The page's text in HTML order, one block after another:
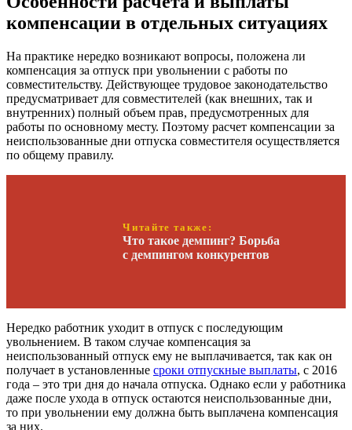
компенсации в отдельных ситуациях
На практике нередко возникают вопросы, положена ли
компенсация за отпуск при увольнении с работы по
совместительству. Действующее трудовое законодательство
предусматривает для совместителей (как внешних, так и
внутренних) полный объем прав, предусмотренных для
работы по основному месту. Поэтому расчет компенсации за
неиспользованные дни отпуска совместителя осуществляется
по общему правилу.
Читайте также:
Что такое демпинг? Борьба
с демпингом конкурентов
Нередко работник уходит в отпуск с последующим
увольнением. В таком случае компенсация за
неиспользованный отпуск ему не выплачивается, так как он
получает в установленные сроки отпускные выплаты, с 2016
года – это три дня до начала отпуска. Однако если у работника
даже после ухода в отпуск остаются неиспользованные дни,
то при увольнении ему должна быть выплачена компенсация
за них.